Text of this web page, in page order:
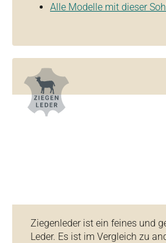
Alle Modelle mit dieser
Ziegenleder ist ein feines und
Leder. Es ist im Vergleich zu